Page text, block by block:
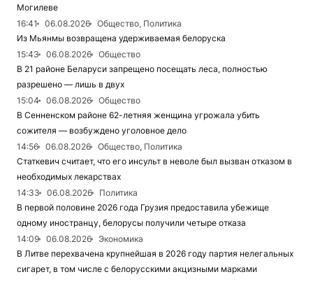
Могилеве
16:41
06.08.2026
Общество, Политика
Из Мьянмы возвращена удерживаемая белоруска
15:43
06.08.2026
Общество
В 21 районе Беларуси запрещено посещать леса, полностью
разрешено — лишь в двух
15:04
06.08.2026
Общество
В Сенненском районе 62-летняя женщина угрожала убить
сожителя — возбуждено уголовное дело
14:56
06.08.2026
Общество, Политика
Статкевич считает, что его инсульт в неволе был вызван отказом в
необходимых лекарствах
14:33
06.08.2026
Политика
В первой половине 2026 года Грузия предоставила убежище
одному иностранцу, белорусы получили четыре отказа
14:09
06.08.2026
Экономика
В Литве перехвачена крупнейшая в 2026 году партия нелегальных
сигарет, в том числе с белорусскими акцизными марками